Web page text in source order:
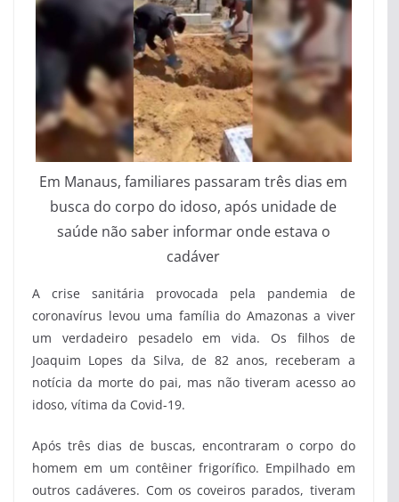
Em Manaus, familiares passaram três dias em
busca do corpo do idoso, após unidade de
saúde não saber informar onde estava o
cadáver
A crise sanitária provocada pela pandemia de
coronavírus levou uma família do Amazonas a viver
um verdadeiro pesadelo em vida. Os filhos de
Joaquim Lopes da Silva, de 82 anos, receberam a
notícia da morte do pai, mas não tiveram acesso ao
idoso, vítima da Covid-19.
Após três dias de buscas, encontraram o corpo do
homem em um contêiner frigorífico. Empilhado em
outros cadáveres. Com os coveiros parados, tiveram